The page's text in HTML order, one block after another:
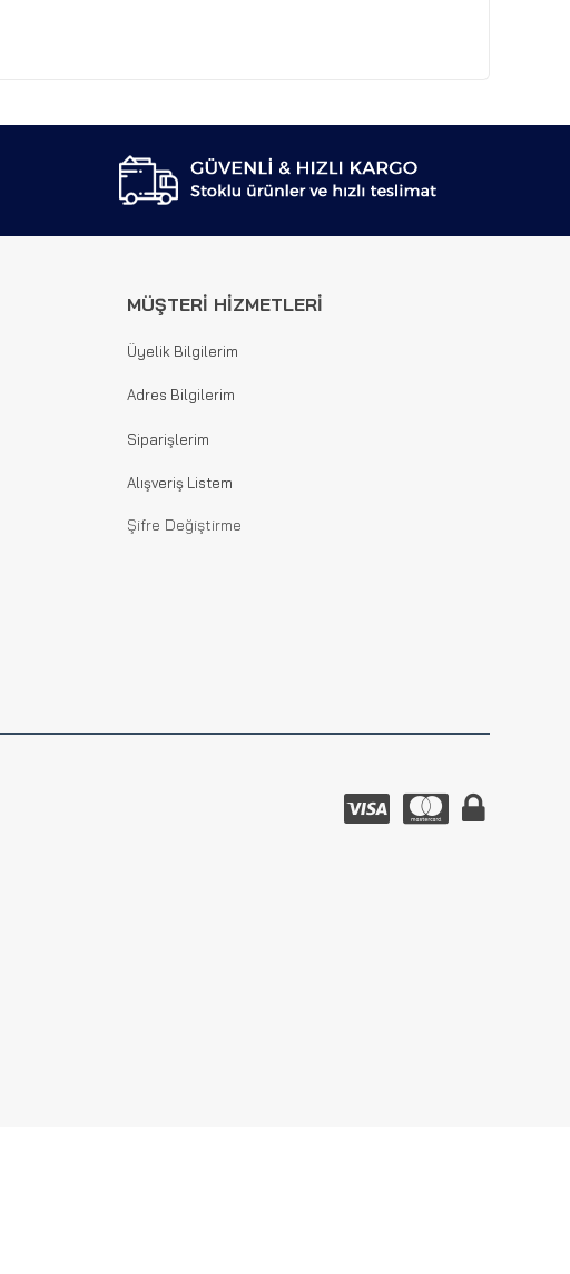
MÜŞTERİ HİZMETLERİ
Üyelik Bilgilerim
Adres Bilgilerim
Siparişlerim
Alışveriş Listem
Şifre Değiştirme